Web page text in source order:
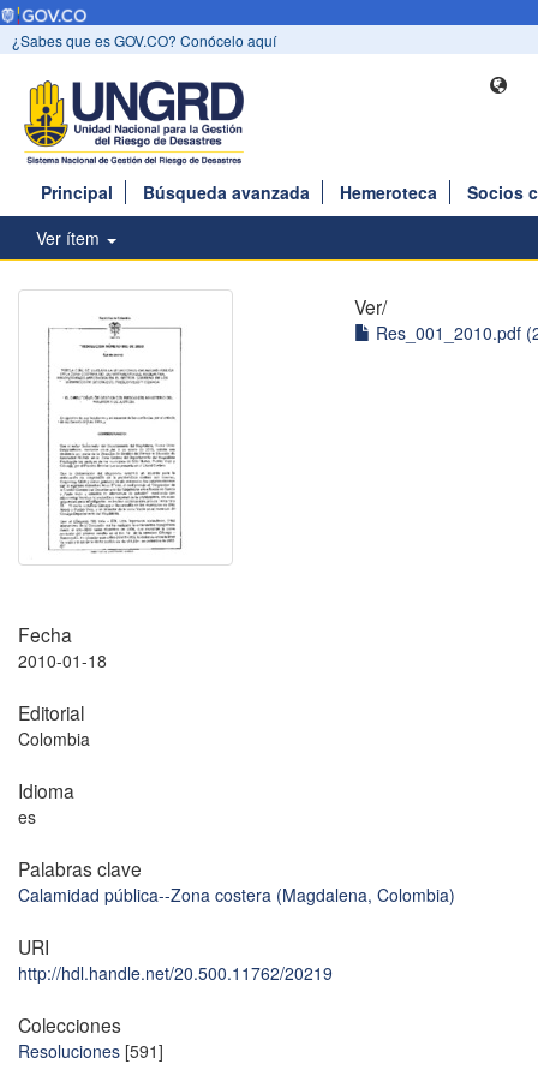
¿Sabes que es GOV.CO? Conócelo aquí
Principal Búsqueda avanzada Hemeroteca
Socios
Ver ítem
Ver/
Res_001_2010.pdf
Fecha
2010-01-18
Editorial
Colombia
Idioma
es
Palabras clave
Calamidad pública--Zona costera (Magdalena, Colombia)
URI
http://hdl.handle.net/20.500.11762/20219
Colecciones
Resoluciones [591]